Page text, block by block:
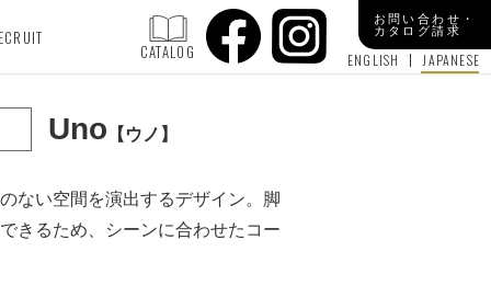
CATALOG ENGLISH JAPANESE
お問い合わせ・
カタログ請求
Uno ウノ
ない空間を演出するデザイン。脚
きるため、シーンに合わせたコー